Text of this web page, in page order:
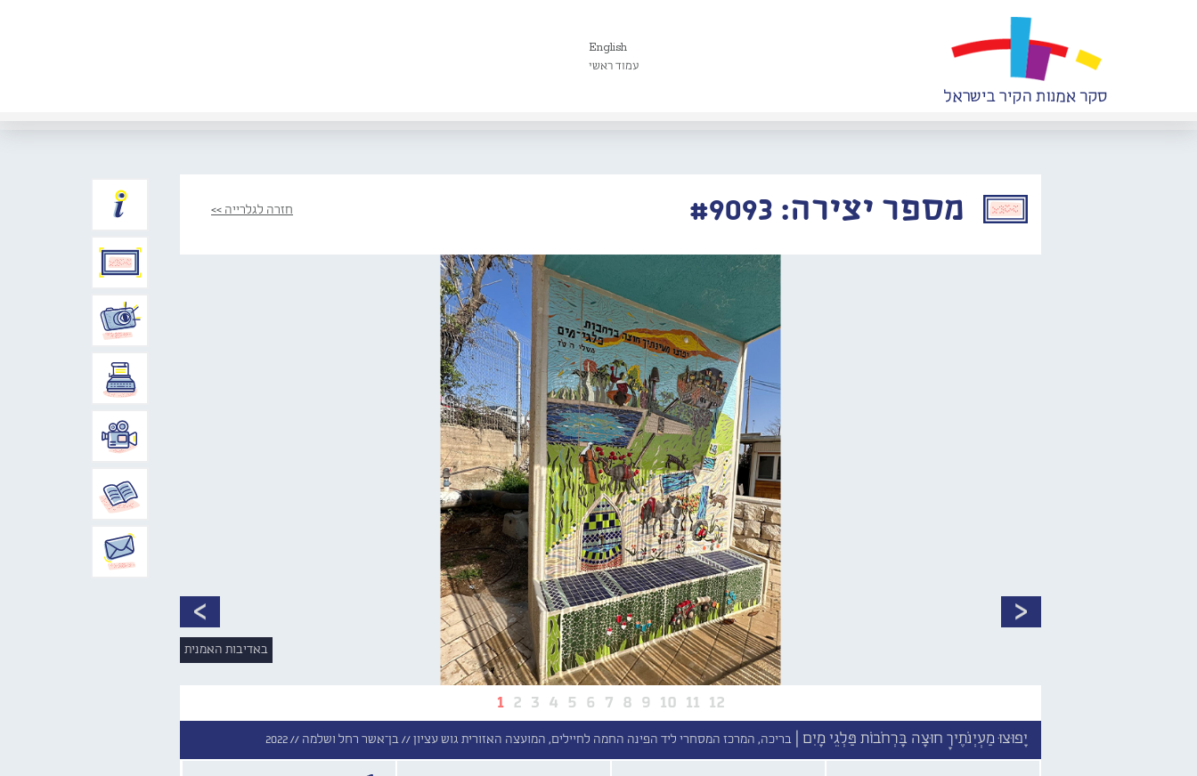
English
עמוד ראשי
מספר יצירה: #9093 חזרה לגלרייה >>
1 2 3 4 5 6 7 8 9 10 11 12
באדיבות האמנית
יָפוּצוּ מַעְיְנֹתֶיךָ חוּצָה בָּרְחֹבוֹת פַּלְגֵי מָיִם | בריכה, המרכז המסחרי ליד הפינה החמה לחיילים, המועצה האזורית גוש עציון //בן־אשר רחל ושלמה //2022